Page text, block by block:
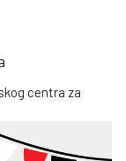
centra za